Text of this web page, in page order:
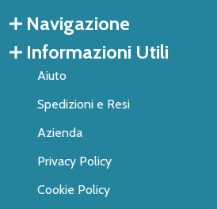
Navigazione
Informazioni Utili
Aiuto
Spedizioni e Resi
Azienda
Privacy Policy
Cookie Policy